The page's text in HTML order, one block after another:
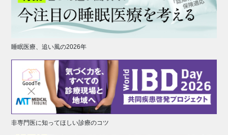
睡眠医療、追い風の2026年
非専門医に知ってほしい診療のコツ